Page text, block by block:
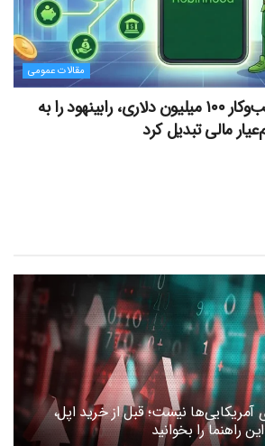
مقالات عمومی
درخشش ۱۳ خط کسب‌وکار ۱۰۰ میلیون دلاری، رابینهود را به
مالی تبدیل کرد
آمریکایی‌ها نیست؛ قبل از خرید اپل،